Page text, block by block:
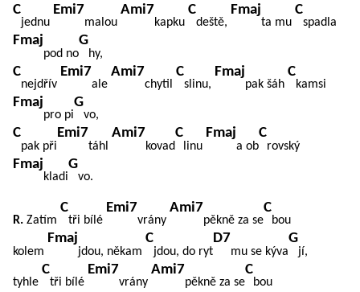
C
jednu
Emi7
malou
Ami7
kapku
C
deště,
Fmaj
ta mu
C
spadla
Fmaj
pod no
G
hy,
C
nejdřív
Emi7
ale
Ami7
chytil
C
slinu,
Fmaj
pak šáh
C
kamsi
Fmaj
pro pi
G
vo,
C
pak při
Emi7
táhl
Ami7
kovad
C
linu
Fmaj
a ob
C
rovský
Fmaj
kladi
G
vo.
R. Zatím
C
tři bílé
Emi7
vrány
Ami7
pěkně za se
C
bou
kolem
Fmaj
jdou, někam
C
jdou, do ryt
D7
mu se kýva
G
jí,
tyhle
C
tři bílé
Emi7
vrány
Ami7
pěkně za se
C
bou